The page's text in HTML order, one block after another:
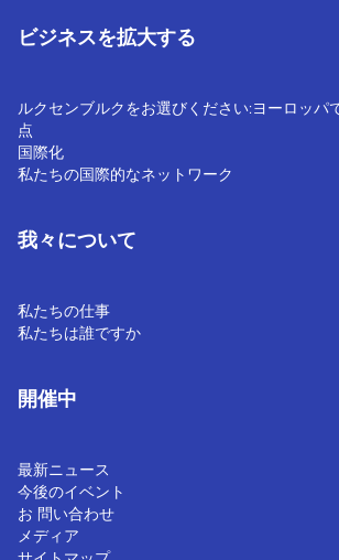
ビジネスを拡大する
ルクセンブルクをお選びください:ヨーロッパ
点
国際化
私たちの国際的なネットワーク
我々について
私たちの仕事
私たちは誰ですか
開催中
最新ニュース
今後のイベント
お 問い合わせ
メディア